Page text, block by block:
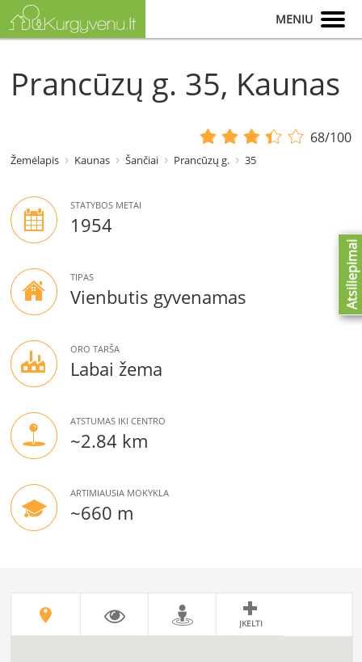
MENIU
Prancūzų g. 35, Kaunas
68/100
Žemėlapis Kaunas Šančiai Prancūzų g. 35
STATYBOS METAI
1954
TIPAS
Vienbutis gyvenamas
ORO TARŠA
Labai žema
ATSTUMAS IKI CENTRO
~2.84 km
ARTIMIAUSIA MOKYKLA
~660 m
ĮKELTI
Atsiliepimai